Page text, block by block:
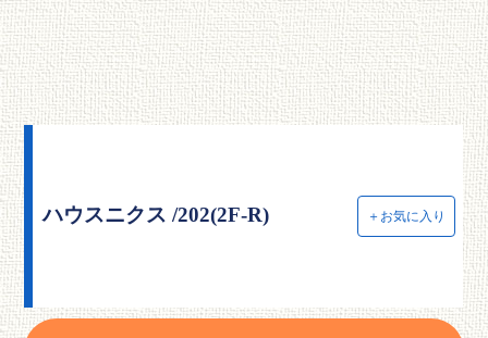
ハウスニクス /202(2F-R) ＋お気に入り